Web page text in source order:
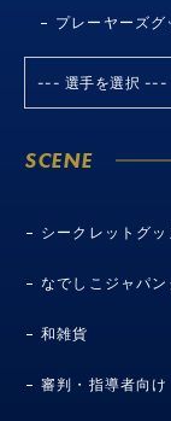
プレーヤーズグ
SCENE
シークレットグッ
なでしこジャパン
和雑貨
審判・指導者向け